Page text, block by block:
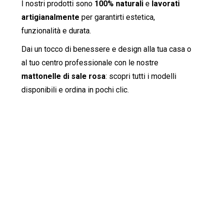
I nostri prodotti sono 100% naturali e lavorati
artigianalmente per garantirti estetica,
funzionalità e durata.
Dai un tocco di benessere e design alla tua casa o
al tuo centro professionale con le nostre
mattonelle di sale rosa: scopri tutti i modelli
disponibili e ordina in pochi clic.